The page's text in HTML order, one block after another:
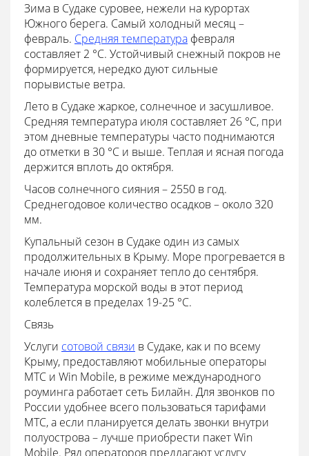
Зима в Судаке суровее, нежели на курортах
Южного берега. Самый холодный месяц –
февраль. Средняя температура февраля
составляет 2 °С. Устойчивый снежный покров не
формируется, нередко дуют сильные
порывистые ветра.
Лето в Судаке жаркое, солнечное и засушливое.
Средняя температура июля составляет 26 °С, при
этом дневные температуры часто поднимаются
до отметки в 30 °С и выше. Теплая и ясная погода
держится вплоть до октября.
Часов солнечного сияния – 2550 в год.
Среднегодовое количество осадков – около 320
мм.
Купальный сезон в Судаке один из самых
продолжительных в Крыму. Море прогревается в
начале июня и сохраняет тепло до сентября.
Температура морской воды в этот период
колеблется в пределах 19-25 °С.
Связь
Услуги сотовой связи в Судаке, как и по всему
Крыму, предоставляют мобильные операторы
МТС и Win Mobile, в режиме международного
роуминга работает сеть Билайн. Для звонков по
России удобнее всего пользоваться тарифами
МТС, а если планируется делать звонки внутри
полуострова – лучше приобрести пакет Win
Mobile. Ряд операторов предлагают услугу